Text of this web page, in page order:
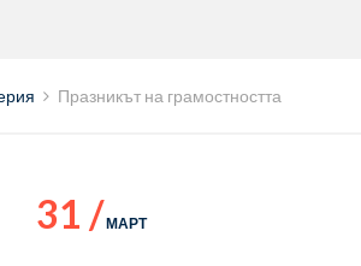
Празникът на грамостността
31 /МАРТ